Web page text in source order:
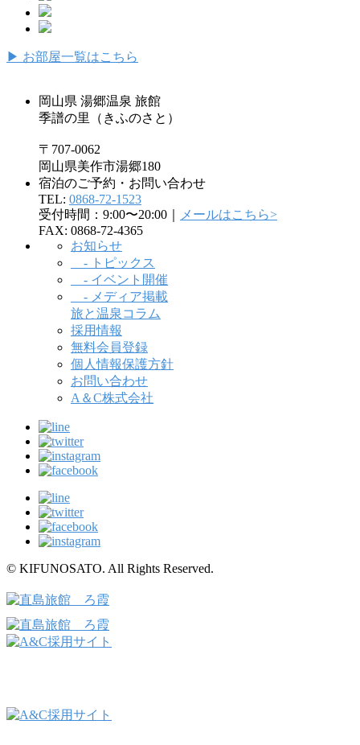
▶ お部屋一覧はこちら
岡山県 湯郷温泉 旅館
季譜の里（きふのさと）
〒707-0062
岡山県美作市湯郷180
宿泊のご予約・お問い合わせ
TEL: 0868-72-1523
受付時間：9:00〜20:00｜
メールはこちら>
FAX: 0868-72-4365
お知らせ
- トピックス
- イベント開催
- メディア掲載
旅と温泉コラム
採用情報
無料会員登録
個人情報保護方針
お問い合わせ
A＆C株式会社
© KIFUNOSATO. All Rights Reserved.